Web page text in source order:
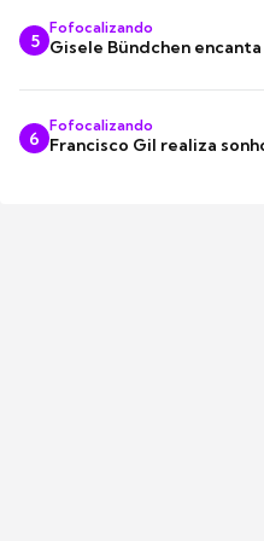
5
Fofocalizando
Gisele Bündchen
6
Fofocalizando
Francisco Gil realiza